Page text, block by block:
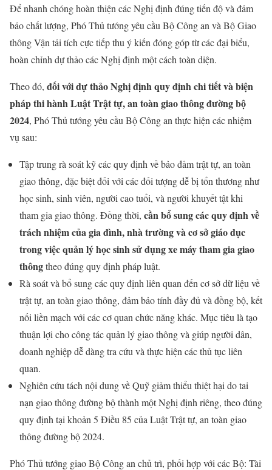
Để nhanh chóng hoàn thiện các Nghị định đúng tiến độ và đảm
bảo chất lượng, Phó Thủ tướng yêu cầu Bộ Công an và Bộ Giao
thông Vận tải tích cực tiếp thu ý kiến đóng góp từ các đại biểu,
hoàn chỉnh dự thảo các Nghị định một cách toàn diện.
Theo đó, đối với dự thảo Nghị định quy định chi tiết và biện
pháp thi hành Luật Trật tự, an toàn giao thông đường bộ
2024, Phó Thủ tướng yêu cầu Bộ Công an thực hiện các nhiệm
vụ sau:
Tập trung rà soát kỹ các quy định về bảo đảm trật tự, an toàn
giao thông, đặc biệt đối với các đối tượng dễ bị tổn thương như
học sinh, sinh viên, người cao tuổi, và người khuyết tật khi
tham gia giao thông. Đồng thời, cần bổ sung các quy định về
trách nhiệm của gia đình, nhà trường và cơ sở giáo dục
trong việc quản lý học sinh sử dụng xe máy tham gia giao
thôngtheo đúng quy định pháp luật.
Rà soát và bổ sung các quy định liên quan đến cơ sở dữ liệu về
trật tự, an toàn giao thông, đảm bảo tính đầy đủ và đồng bộ, kết
nối liền mạch với các cơ quan chức năng khác. Mục tiêu là tạo
thuận lợi cho công tác quản lý giao thông và giúp người dân,
doanh nghiệp dễ dàng tra cứu và thực hiện các thủ tục liên
quan.
Nghiên cứu tách nội dung về Quỹ giảm thiểu thiệt hại do tai
nạn giao thông đường bộ thành một Nghị định riêng, theo đúng
quy định tại khoản 5 Điều 85 của Luật Trật tự, an toàn giao
thông đường bộ 2024.
Phó Thủ tướng giao Bộ Công an chủ trì, phối hợp với các Bộ: Tài